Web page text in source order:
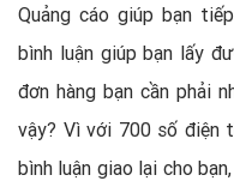
Quảng cáo giúp bạn
bình luận giúp bạn lấy
đơn hàng bạn cần phải
vậy? Vì với 700 số điện
bình luận giao lại cho